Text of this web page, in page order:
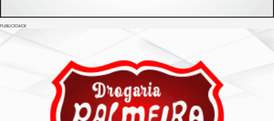
PUBLICIDADE